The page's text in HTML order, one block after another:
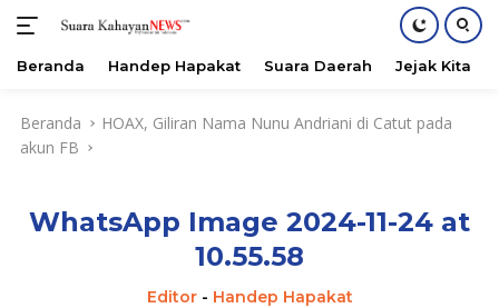
konten
Beranda Handep Hapakat Suara Daerah Jejak Kita
Beranda
HOAX, Giliran Nama Nunu Andriani di Catut pada
akun FB
WhatsApp Image 2024-11-24 at
10.55.58
Editor- Handep Hapakat